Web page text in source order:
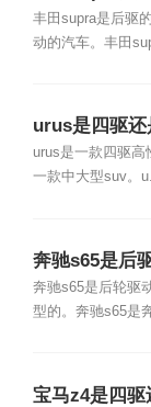
丰田supra是后驱
动的汽车。丰田
urus是四驱还
urus是一款四驱
一款中大型suv。
奔驰s65是后
奔驰s65是后轮驱
型的。奔驰s65是
宝马z4是四驱